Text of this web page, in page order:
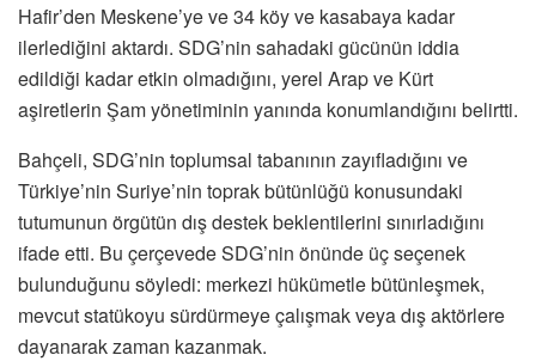
Hafir’den Meskene’ye ve 34 köy ve kasabaya kadar
ilerlediğini aktardı. SDG’nin sahadaki gücünün iddia
edildiği kadar etkin olmadığını, yerel Arap ve Kürt
aşiretlerin Şam yönetiminin yanında konumlandığını belirtti.
Bahçeli, SDG’nin toplumsal tabanının zayıfladığını ve
Türkiye’nin Suriye’nin toprak bütünlüğü konusundaki
tutumunun örgütün dış destek beklentilerini sınırladığını
ifade etti. Bu çerçevede SDG’nin önünde üç seçenek
bulunduğunu söyledi: merkezi hükümetle bütünleşmek,
mevcut statükoyu sürdürmeye çalışmak veya dış aktörlere
dayanarak zaman kazanmak.